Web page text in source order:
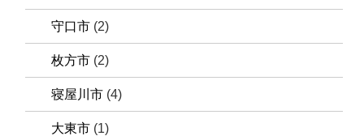
守口市 (2)
枚方市 (2)
寝屋川市 (4)
大東市 (1)